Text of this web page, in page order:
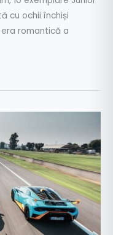
cu ochii închiși
romantică a